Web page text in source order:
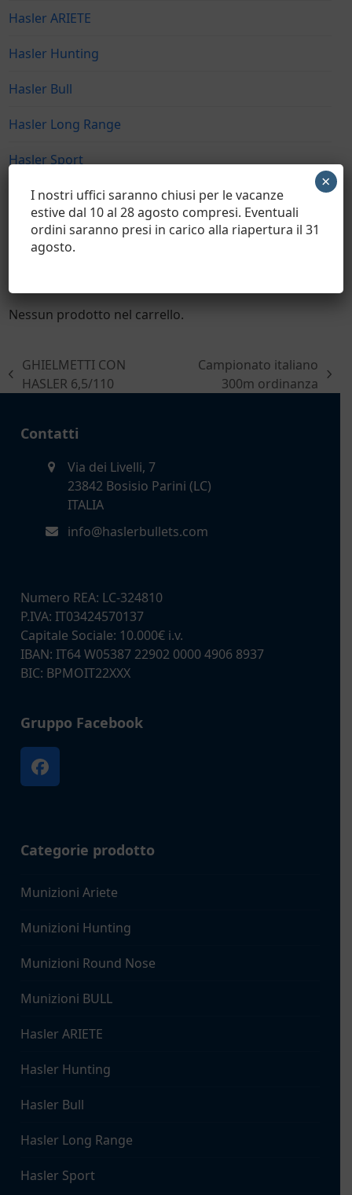
Hasler ARIETE
Hasler Hunting
Hasler Bull
Hasler Long Range
Hasler Sport
Bossoli UNPREPPED
Bossoli FULLY PREPPED
Nessun prodotto nel carrello.
post
GHIELMETTI CON
HASLER 6,5/110
Campionato italiano
300m ordinanza
Contatti
Via dei Livelli, 7
23842 Bosisio Parini (LC)
ITALIA
info@haslerbullets.com
Numero REA: LC-324810
P.IVA: IT03424570137
Capitale Sociale: 10.000€ i.v.
IBAN: IT64 W05387 22902 0000 4906 8937
BIC: BPMOIT22XXX
Gruppo Facebook
Facebook
Categorie prodotto
Munizioni Ariete
Munizioni Hunting
Munizioni Round Nose
Munizioni BULL
Hasler ARIETE
Hasler Hunting
Hasler Bull
Hasler Long Range
Hasler Sport
I nostri uffici saranno chiusi per le vacanze
estive dal 10 al 28 agosto compresi. Eventuali
ordini saranno presi in carico alla riapertura il 31
agosto.
×